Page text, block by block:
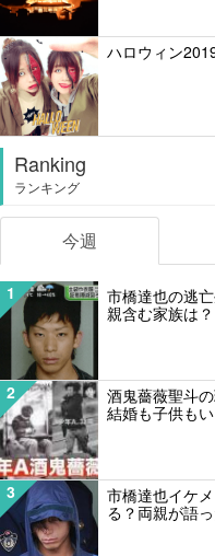
ハロウィン
Ranking
ランキング
今週
1
市橋達也の逃
親含む家族は？
2
酒鬼薔薇聖斗
結婚も子供もい
3
市橋達也イケ
る？両親が語